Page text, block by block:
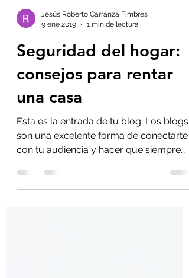
Jesús Roberto Carranza Fimbres
9 ene 2019
Seguridad del hogar:
consejos para rentar
una casa
son una excelente forma de conectarte
con tu audiencia y hacer que siempre